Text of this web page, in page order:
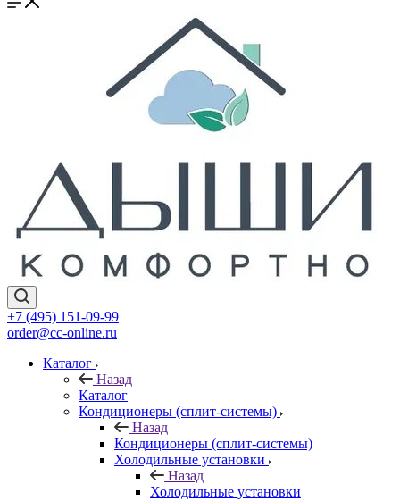
+7 (495) 151-09-99
order@cc-online.ru
Каталог
Назад
Каталог
Кондиционеры (сплит-системы)
Назад
Кондиционеры (сплит-системы)
Холодильные установки
Назад
Холодильные установки